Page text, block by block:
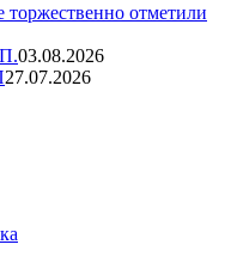
отметили
03.08.2026
27.07.2026